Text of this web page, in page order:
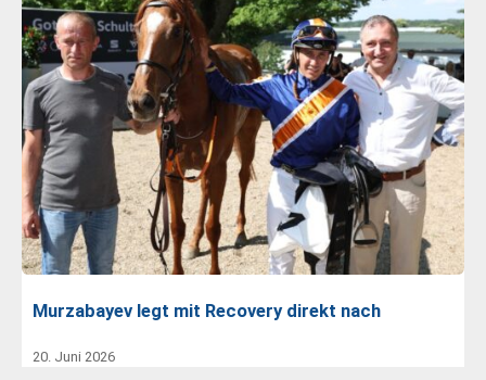
Murzabayev legt mit Recovery direkt nach
20. Juni 2026